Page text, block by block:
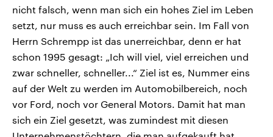
nicht falsch, wenn man sich ein hohes Ziel im Leben
setzt, nur muss es auch erreichbar sein. Im Fall von
Herrn Schrempp ist das unerreichbar, denn er hat
schon 1995 gesagt: „Ich will viel, viel erreichen und
zwar schneller, schneller...“ Ziel ist es, Nummer eins
auf der Welt zu werden im Automobilbereich, noch
vor Ford, noch vor General Motors. Damit hat man
sich ein Ziel gesetzt, was zumindest mit diesen